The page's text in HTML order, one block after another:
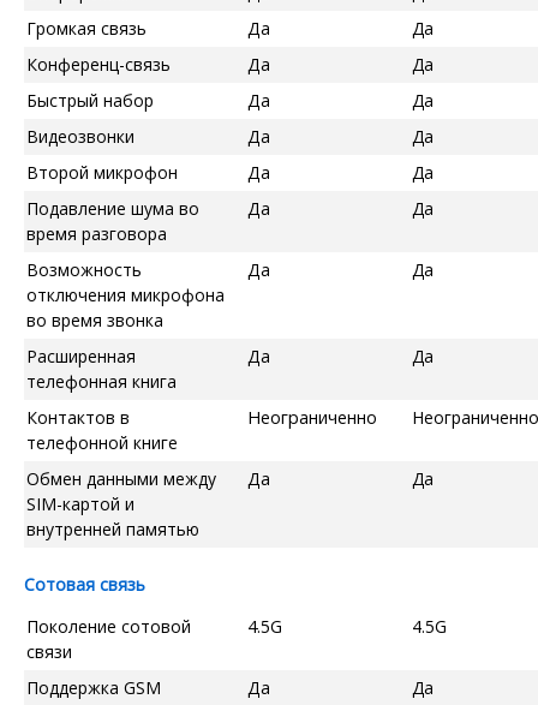
Громкая связь
Да
Да
Конференц-связь
Да
Да
Быстрый набор
Да
Да
Видеозвонки
Да
Да
Второй микрофон
Да
Да
Подавление шума во
время разговора
Да Да
Возможность
отключения микрофона
во время звонка
Да Да
Расширенная
телефонная книга
Да Да
Контактов в
телефонной книге
Неограниченно Неограниченно
Обмен данными между
SIM-картой и
внутренней памятью
Да Да
Сотовая связь
Поколение сотовой
связи
4.5G 4.5G
Поддержка GSM Да
Да